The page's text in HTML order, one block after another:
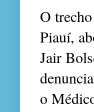
O
Piauí,
Jair
o